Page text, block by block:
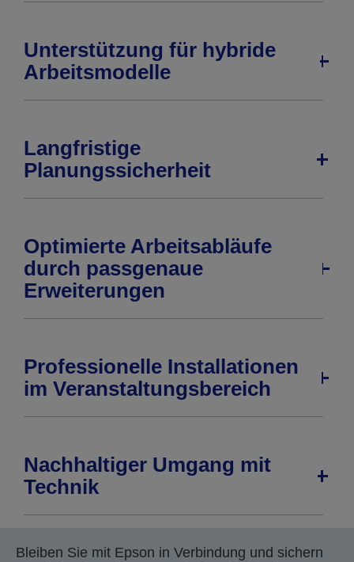
Unterstützung für hybride
Arbeitsmodelle
Langfristige
Planungssicherheit
Optimierte Arbeitsabläufe
durch passgenaue
Erweiterungen
Professionelle Installationen
im Veranstaltungsbereich
Nachhaltiger Umgang mit
Technik
Bleiben Sie mit Epson in Verbindung und sichern